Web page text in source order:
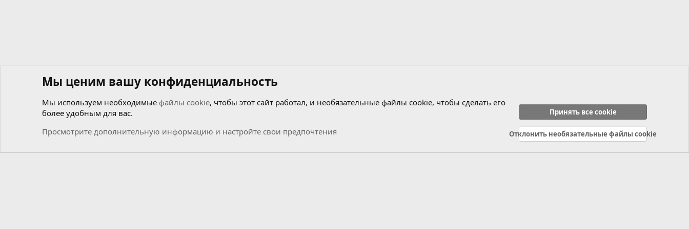
Форумы
Политика конфиденциальности Справка Главная
R
Мы ценим вашу конфиденциальность
Мы используем необходимые файлы cookie, чтобы этот сайт работал, и необязательные файлы cookie, чтобы сделать его
более удобным для вас.
Просмотрите дополнительную информацию и настройте свои предпочтения
Принять все cookie
Отклонить необязательные файлы cookie